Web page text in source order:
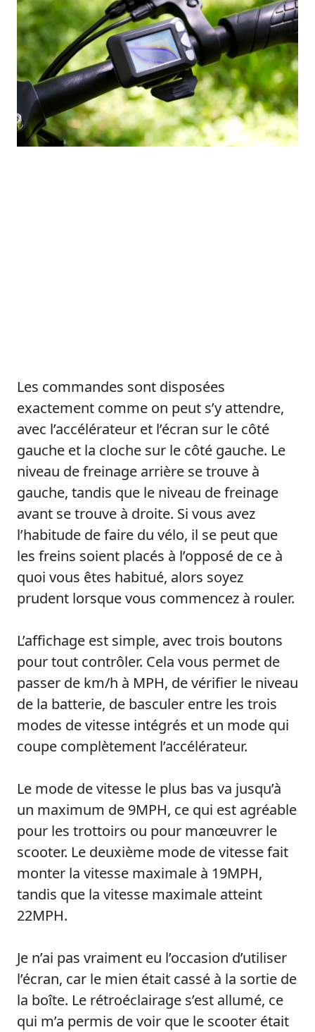
Les commandes sont disposées
exactement comme on peut s’y attendre,
avec l’accélérateur et l’écran sur le côté
gauche et la cloche sur le côté gauche. Le
niveau de freinage arrière se trouve à
gauche, tandis que le niveau de freinage
avant se trouve à droite. Si vous avez
l’habitude de faire du vélo, il se peut que
les freins soient placés à l’opposé de ce à
quoi vous êtes habitué, alors soyez
prudent lorsque vous commencez à rouler.
L’affichage est simple, avec trois boutons
pour tout contrôler. Cela vous permet de
passer de km/h à MPH, de vérifier le niveau
de la batterie, de basculer entre les trois
modes de vitesse intégrés et un mode qui
coupe complètement l’accélérateur.
Le mode de vitesse le plus bas va jusqu’à
un maximum de 9MPH, ce qui est agréable
pour les trottoirs ou pour manœuvrer le
scooter. Le deuxième mode de vitesse fait
monter la vitesse maximale à 19MPH,
tandis que la vitesse maximale atteint
22MPH.
Je n’ai pas vraiment eu l’occasion d’utiliser
l’écran, car le mien était cassé à la sortie de
la boîte. Le rétroéclairage s’est allumé, ce
qui m’a permis de voir que le scooter était